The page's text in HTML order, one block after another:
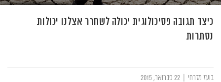
כיצד תגובה פסיכולוגית יכולה לשחרר אצלנו יכולות
נסתרות
בועז מזרחי